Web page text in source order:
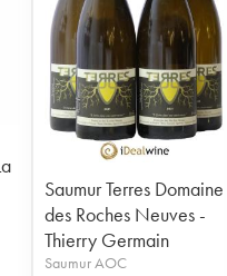
Saumur Terres Domaine
des Roches Neuves -
Thierry Germain
Saumur AOC